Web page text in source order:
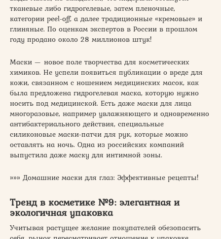
тканевые либо гидрогелевые, затем пленочные,
категории peel-off, а далее традиционные «кремовые» и
глиняные. По оценкам экспертов в России в прошлом
году продано около 28 миллионов штук!
Маски — новое поле творчества для косметических
химиков. Не успели появиться публикации о вреде для
кожи, связанном с ношением медицинских масок, как
была предложена гидрогелевая маска, которую нужно
носить под медицинской. Есть даже маски для лица
многоразовые, например увлажняющего и одновременно
антибактериального действия, специальные
силиконовые маски-патчи для рук, которые можно
оставлять на ночь. Одна из российских компаний
выпустила даже маску для интимной зоны.
»»» Домашние маски для глаз: Эффективные рецепты!
Тренд в косметике №9: элегантная и
экологичная упаковка
Учитывая растущее желание покупателей обезопасить